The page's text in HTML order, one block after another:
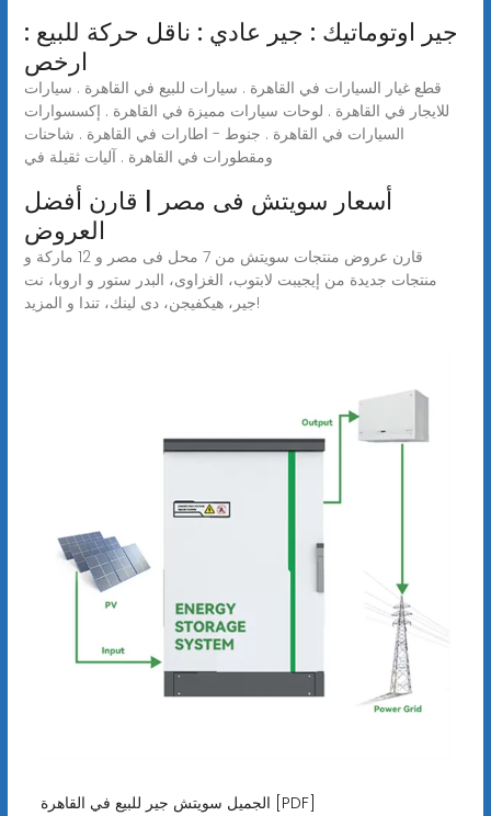
جير اوتوماتيك : جير عادي : ناقل حركة للبيع :
ارخص
قطع غيار السيارات في القاهرة . سيارات للبيع في القاهرة . سيارات
للايجار في القاهرة . لوحات سيارات مميزة في القاهرة . إكسسوارات
السيارات في القاهرة . جنوط - اطارات في القاهرة . شاحنات
ومقطورات في القاهرة . آليات ثقيلة في
أسعار سويتش فى مصر | قارن أفضل
العروض
قارن عروض منتجات سويتش من 7 محل فى مصر و 12 ماركة و
منتجات جديدة من إيجيبت لابتوب، الغزاوى، البدر ستور و اروبا، نت
جير، هيكفيجن، دى لينك، تندا و المزيد!
الجميل سويتش جير للبيع في القاهرة [PDF]